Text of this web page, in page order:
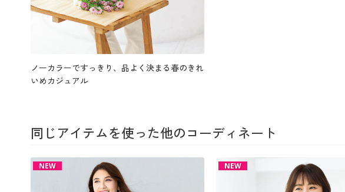
ノーカラーですっきり、品よく決まる春のきれ
いめカジュアル
同じアイテムを使った他のコーディネート
NEW NEW